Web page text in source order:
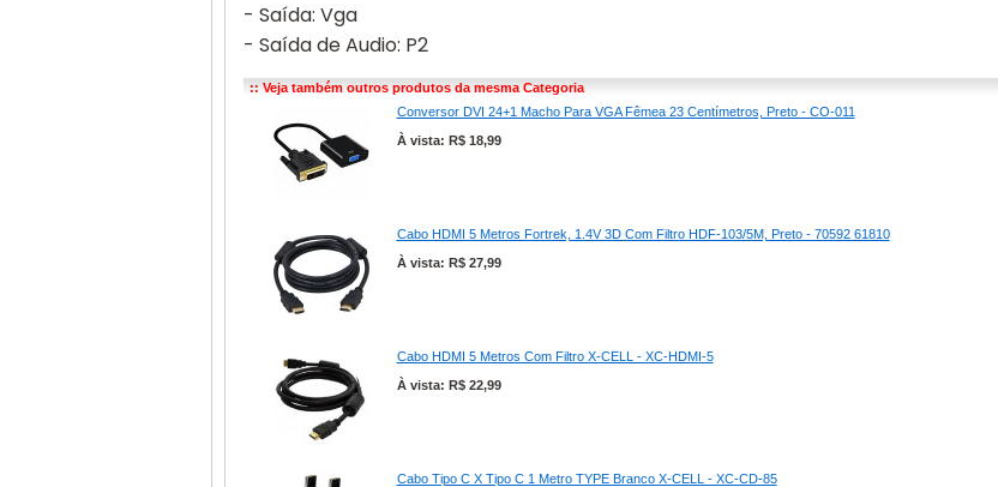
- Saída: Vga
- Saída de Audio: P2
:: Veja também outros produtos da mesma Categoria
Conversor DVI 24+1 Macho Para VGA Fêmea 23 Centímetros, Preto - CO-011
À vista: R$ 18,99
Cabo HDMI 5 Metros Fortrek, 1.4V 3D Com Filtro HDF-103/5M, Preto - 70592 61810
À vista: R$ 27,99
Cabo HDMI 5 Metros Com Filtro X-CELL - XC-HDMI-5
À vista: R$ 22,99
Cabo Tipo C X Tipo C 1 Metro TYPE Branco X-CELL - XC-CD-85